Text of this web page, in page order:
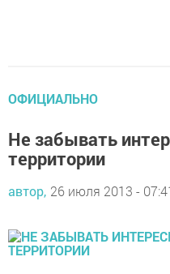
ОФИЦИАЛЬНО
Не забывать
территории
автор, 26 июля 2013 -